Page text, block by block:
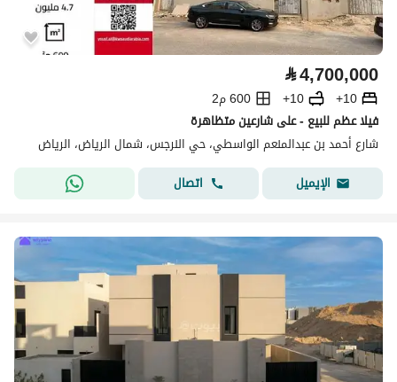
⃁4,700,000
10+
10+
600 م2
فيلا عظم للبيع - على شارعين متظاهرة
شارع أحمد بن عبدالمنعم الواسطي، حي النرجس، شمال الرياض، الرياض
الإيميل
اتصال